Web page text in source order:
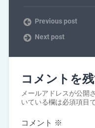
Previous post
Next post
コメントを
メールアドレスが公開
いている欄は必須項目
コメント ※